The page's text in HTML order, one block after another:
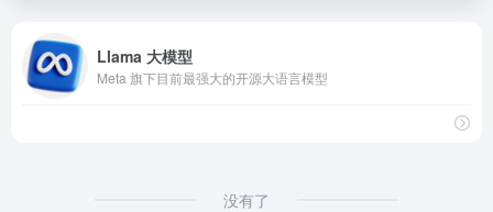
Llama 大模型
Meta 旗下目前最强大的开源大语言模型
没有了